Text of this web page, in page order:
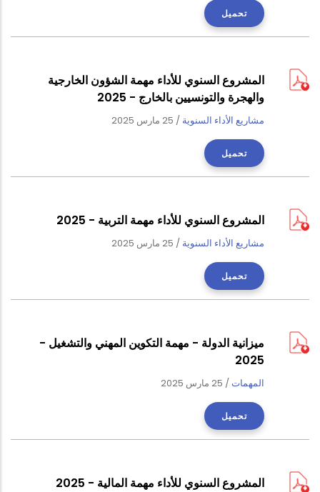
تحميل
المشروع السنوي للأداء مهمة الشؤون الخارجية
والهجرة والتونسيين بالخارج - 2025
مشاريع الأداء السنوية / 25 مارس 2025
تحميل
المشروع السنوي للأداء مهمة التربية - 2025
مشاريع الأداء السنوية / 25 مارس 2025
تحميل
ميزانية الدولة - مهمة التكوين المهني والتشغيل -
2025
المهمات/ 25 مارس 2025
تحميل
المشروع السنوي للأداء مهمة المالية - 2025